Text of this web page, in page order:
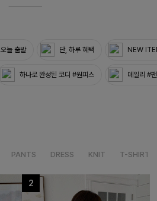
오늘 출발 단, 하루 혜택 NEW
하나로 완성된 코디 #원피스 데일리 #
PANTS DRESS KNIT T-SHIRT